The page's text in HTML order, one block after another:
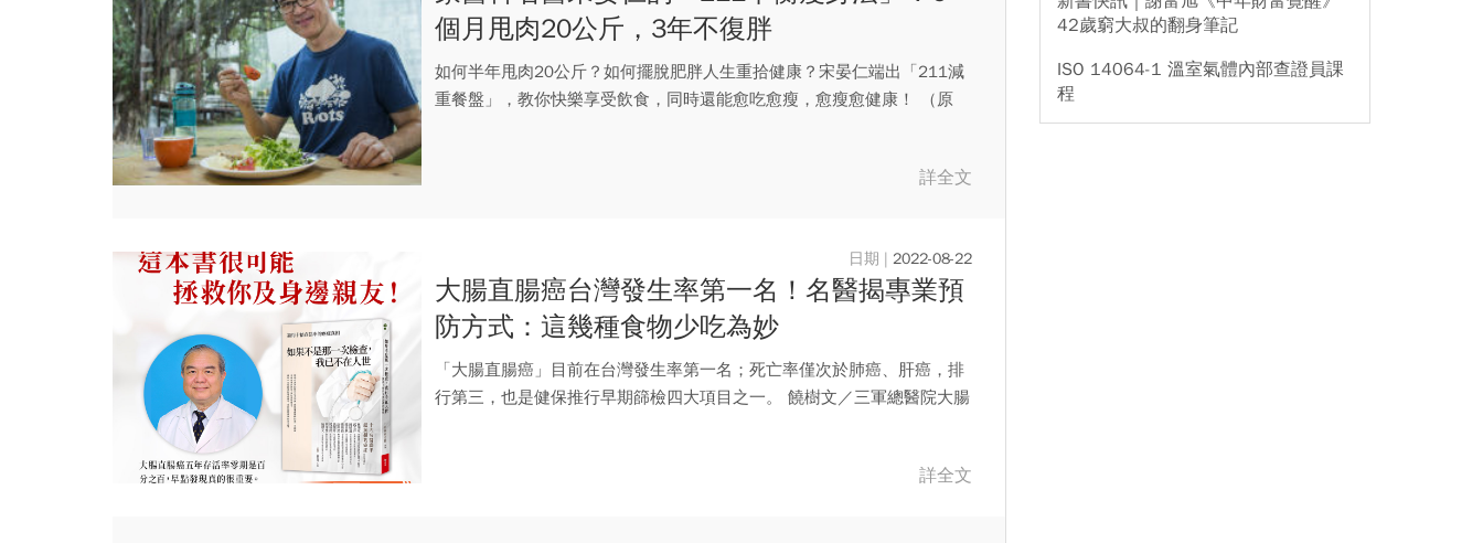
個月甩肉20公斤，3年不復胖
如何半年甩肉20公斤？如何擺脫肥胖人生重拾健康？宋晏仁端出「211減
重餐盤」，教你快樂享受飲食，同時還能愈吃愈瘦，愈瘦愈健康！ （原
詳全文
2022-08-22
大腸直腸癌台灣發生率第一名！名醫揭專業預
防方式：這幾種食物少吃為妙
「大腸直腸癌」目前在台灣發生率第一名；死亡率僅次於肺癌、肝癌，排
行第三，也是健保推行早期篩檢四大項目之一。 饒樹文／三軍總醫院大腸
詳全文
42歲窮大叔的翻身筆記
ISO 14064-1 溫室氣體內部查證員課
程